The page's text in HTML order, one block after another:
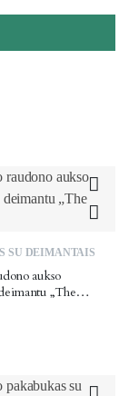
SU DEIMANTAIS
aukso
„The